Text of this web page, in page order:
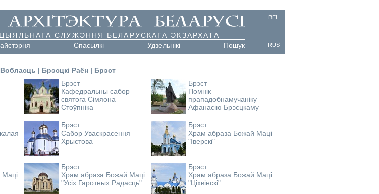
BEL
RUS
СЛУЖЭННЯ БЕЛАРУСКАГА ЭКЗАРХАТА
Cпасылкі Удзельнікі Пошук
| Брэсцкі Раён | Брэст
Брэст
Кафедральны сабор
святога Сімяона
Стоўпніка
Брэст
Помнік
прападобнамучаніку
Афанасію Брэсцкаму
Брэст
Сабор Уваскрасення
Хрыстова
Брэст
Храм абраза Божай Маці
"Іверскі"
Брэст
Храм абраза Божай Маці
"Усіх Гаротных Радасць"
Брэст
Храм абраза Божай Маці
"Ціхвінскі"